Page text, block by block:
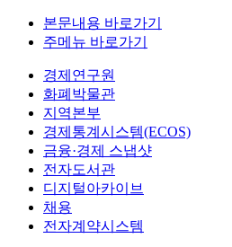
본문내용 바로가기
주메뉴 바로가기
경제연구원
화폐박물관
지역본부
경제통계시스템(ECOS)
금융·경제 스냅샷
전자도서관
디지털아카이브
채용
전자계약시스템